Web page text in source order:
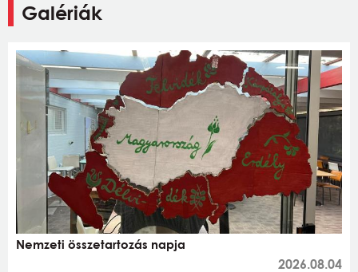
Galériák
Nemzeti összetartozás napja
2026.08.04